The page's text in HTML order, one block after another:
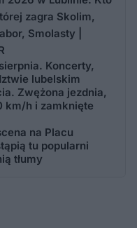
zagra Skolim,
Smolasty |
Koncerty,
lubelskim
Zwężona jezdnia,
km/h i zamknięte
na Placu
tu popularni
tłumy